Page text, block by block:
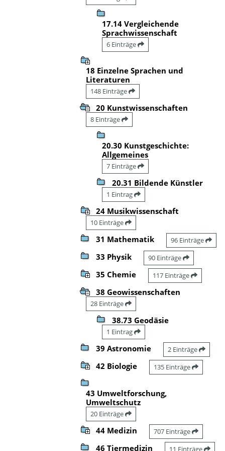
17.14 Vergleichende
Sprachwissenschaft
6 Einträge
18 Einzelne Sprachen und
Literaturen
148 Einträge
20 Kunstwissenschaften
8 Einträge
20.30 Kunstgeschichte:
Allgemeines
7 Einträge
20.31 Bildende Künstler
1 Eintrag
24 Musikwissenschaft
10 Einträge
31 Mathematik 96 Einträge
33 Physik 90 Einträge
35 Chemie 117 Einträge
38 Geowissenschaften
28 Einträge
38.73 Geodäsie
1 Eintrag
39 Astronomie 2 Einträge
42 Biologie 135 Einträge
43 Umweltforschung,
Umweltschutz
20 Einträge
44 Medizin 707 Einträge
46 Tiermedizin 11 Einträge